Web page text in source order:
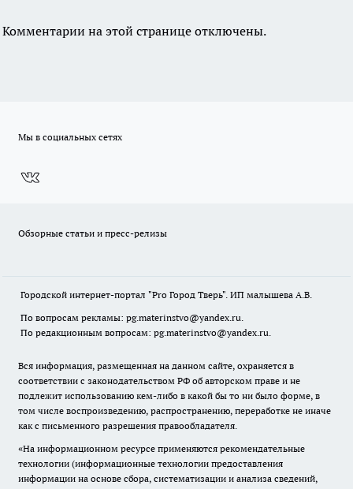
Комментарии на этой странице отключены.
Мы в социальных сетях
Обзорные статьи и пресс-релизы
Городской интернет-портал "Pro Город Тверь". ИП малышева А.В.
По вопросам рекламы: pg.materinstvo@yandex.ru.
По редакционным вопросам: pg.materinstvo@yandex.ru.
Вся информация, размещенная на данном сайте, охраняется в
соответствии с законодательством РФ об авторском праве и не
подлежит использованию кем-либо в какой бы то ни было форме, в
том числе воспроизведению, распространению, переработке не иначе
как с письменного разрешения правообладателя.
«На информационном ресурсе применяются рекомендательные
технологии (информационные технологии предоставления
информации на основе сбора, систематизации и анализа сведений,